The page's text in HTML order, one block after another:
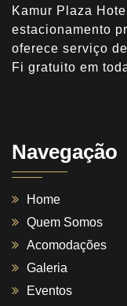
Kamur Plaza
estacionamento
oferece serviço
Fi gratuito em
Navegação
Home
Quem Somos
Acomodações
Galeria
Eventos